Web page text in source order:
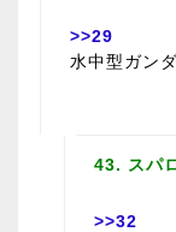
>>29
水中型ガン
43. スパ
>>32